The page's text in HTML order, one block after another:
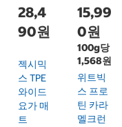
28,4
90원
젝시믹
스 TPE
와이드
요가 매
트
15,99
0원
100g당
1,568원
위트빅
스 프로
틴 카라
멜크런